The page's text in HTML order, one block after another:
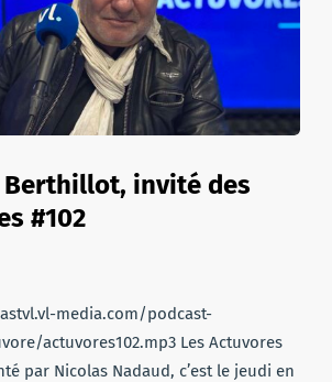
Berthillot, invité des
#102
media.com/podcast-
actuvores102.mp3 Les Actuvores
par Nicolas Nadaud, c’est le jeudi en